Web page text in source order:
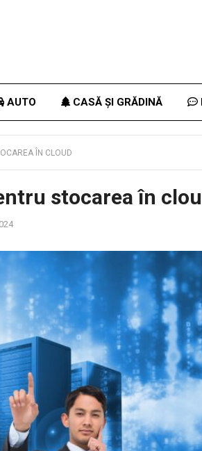
AUTO CASĂ ȘI GRĂDINĂ
ÎN CLOUD
stocarea în